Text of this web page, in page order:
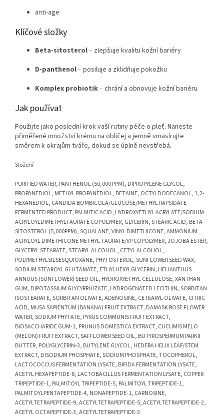
anti-age
Klíčové složky
Beta-sitosterol– zlepšuje kvalitu kožní bariéry
D-panthenol– posiluje a zklidňuje pokožku
Komplex probiotik– chrání a obnovuje kožní bariéru
Jak používat
Použijte jako poslední krok vaší rutiny péče o pleť. Naneste
přiměřené množství krému na obličej a jemně vmasírujte
směrem k okrajům tváře, dokud se úplně nevstřebá.
Složení
PURIFIED WATER, PANTHENOL (50,000 PPM), DIPROPYLENE GLYCOL,
PROPANEDIOL, METHYL PROPANEDIOL, BETAINE, OCTYLDODECANOL, 1,2-
HEXANEDIOL, CANDIDA BOMBICOLA/GLUCOSE/METHYL RAPSIDATE
FERMENTED PRODUCT, PALMITIC ACID, HYDROXYETHYL ACRYLATE/SODIUM
ACRYLOYLDIMETHYLTAURATE COPOLYMER, GLYCERIN, STEARIC ACID, BETA-
SITOSTEROL (5,000PPM), SQUALANE, VINYL DIMETHICONE, AMMONIUM
ACRYLOYL DIMETHICONE METHYL TAURATE/VP COPOLYMER, JOJOBA ESTER,
GLYCERYL STEARATE, STEARYL ALCOHOL, CETYL ALCOHOL,
POLYMETHYLSILSESQUIOXANE, PHYTOSTEROL, SUNFLOWER SEED WAX,
SODIUM STEAROYL GLUTAMATE, ETHYLHEXYLGLYCERIN, HELIANTHUS
ANNUUS (SUNFLOWER) SEED OIL, HYDROXYETHYL CELLULOSE, XANTHAN
GUM, DIPOTASSIUM GLYCYRRHIZATE, HYDROGENATED LECITHIN, SORBITAN
ISOSTEARATE, SORBITAN OLIVATE, ADENOSINE, CETEARYL OLIVATE, CITRIC
ACID, MUSA SAPIENTUM (BANANA) FRUIT EXTRACT, DAMASK ROSE FLOWER
WATER, SODIUM PHYTATE, PYRUS COMMUNIS FRUIT EXTRACT,
BIOSACCHARIDE GUM-1, PRUNUS DOMESTICA EXTRACT, CUCUMIS MELO
(MELON) FRUIT EXTRACT, SAFFLOWER SEED OIL, BUTYROSPERMUM PARKII
BUTTER, POLYGLYCERIN-3, BUTYLENE GLYCOL, HEDERA HELIX LEAF/STEM
EXTRACT, DISODIUM PHOSPHATE, SODIUM PHOSPHATE, TOCOPHEROL,
LACTOCOCCUS FERMENTATION LYSATE, BIFIDA FERMENTATION LYSATE,
ACETYL HEXAPEPTIDE-8, LACTOBACILLUS FERMENTATION LYSATE, COPPER
TRIPEPTIDE-1, PALMITOYL TRIPEPTIDE-5, PALMITOYL TRIPEPTIDE-1,
PALMITOYLPENTAPEPTIDE-4, NONAPEPTIDE-1, CARNOSINE,
ACETYLTETRAPEPTIDE-9, ACETYLTETRAPEPTIDE-5, ACETYLTETRAPEPTIDE-2,
ACETYL OCTAPEPTIDE-3, ACETYLTETRAPEPTIDE-3